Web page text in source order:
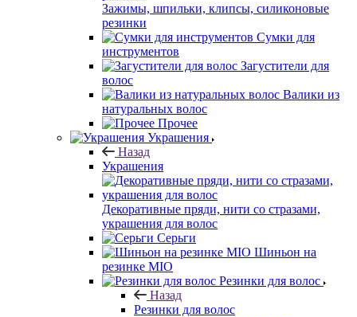
Зажимы, шпильки, клипсы, силиконовые
резинки
Сумки для
инструментов
Загустители для
волос
Валики из
натуральных волос
Прочее
Украшения
Назад
Украшения
Декоративные пряди, нити со стразами,
украшения для волос
Серьги
Шиньон на
резинке MIO
Резинки для волос
Назад
Резинки для волос